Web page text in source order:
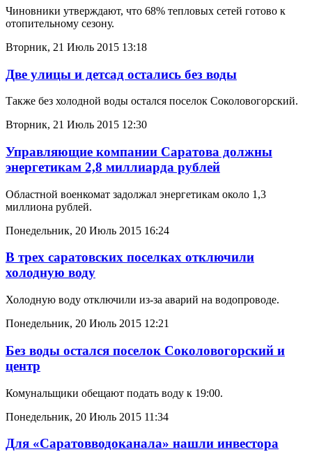
Чиновники утверждают, что 68% тепловых сетей готово к
отопительному сезону.
Вторник, 21 Июль 2015 13:18
Две улицы и детсад остались без воды
Также без холодной воды остался поселок Соколовогорский.
Вторник, 21 Июль 2015 12:30
Управляющие компании Саратова должны
энергетикам 2,8 миллиарда рублей
Областной военкомат задолжал энергетикам около 1,3
миллиона рублей.
Понедельник, 20 Июль 2015 16:24
В трех саратовских поселках отключили
холодную воду
Холодную воду отключили из-за аварий на водопроводе.
Понедельник, 20 Июль 2015 12:21
Без воды остался поселок Соколовогорский и
центр
Комунальщики обещают подать воду к 19:00.
Понедельник, 20 Июль 2015 11:34
Для «Саратовводоканала» нашли инвестора